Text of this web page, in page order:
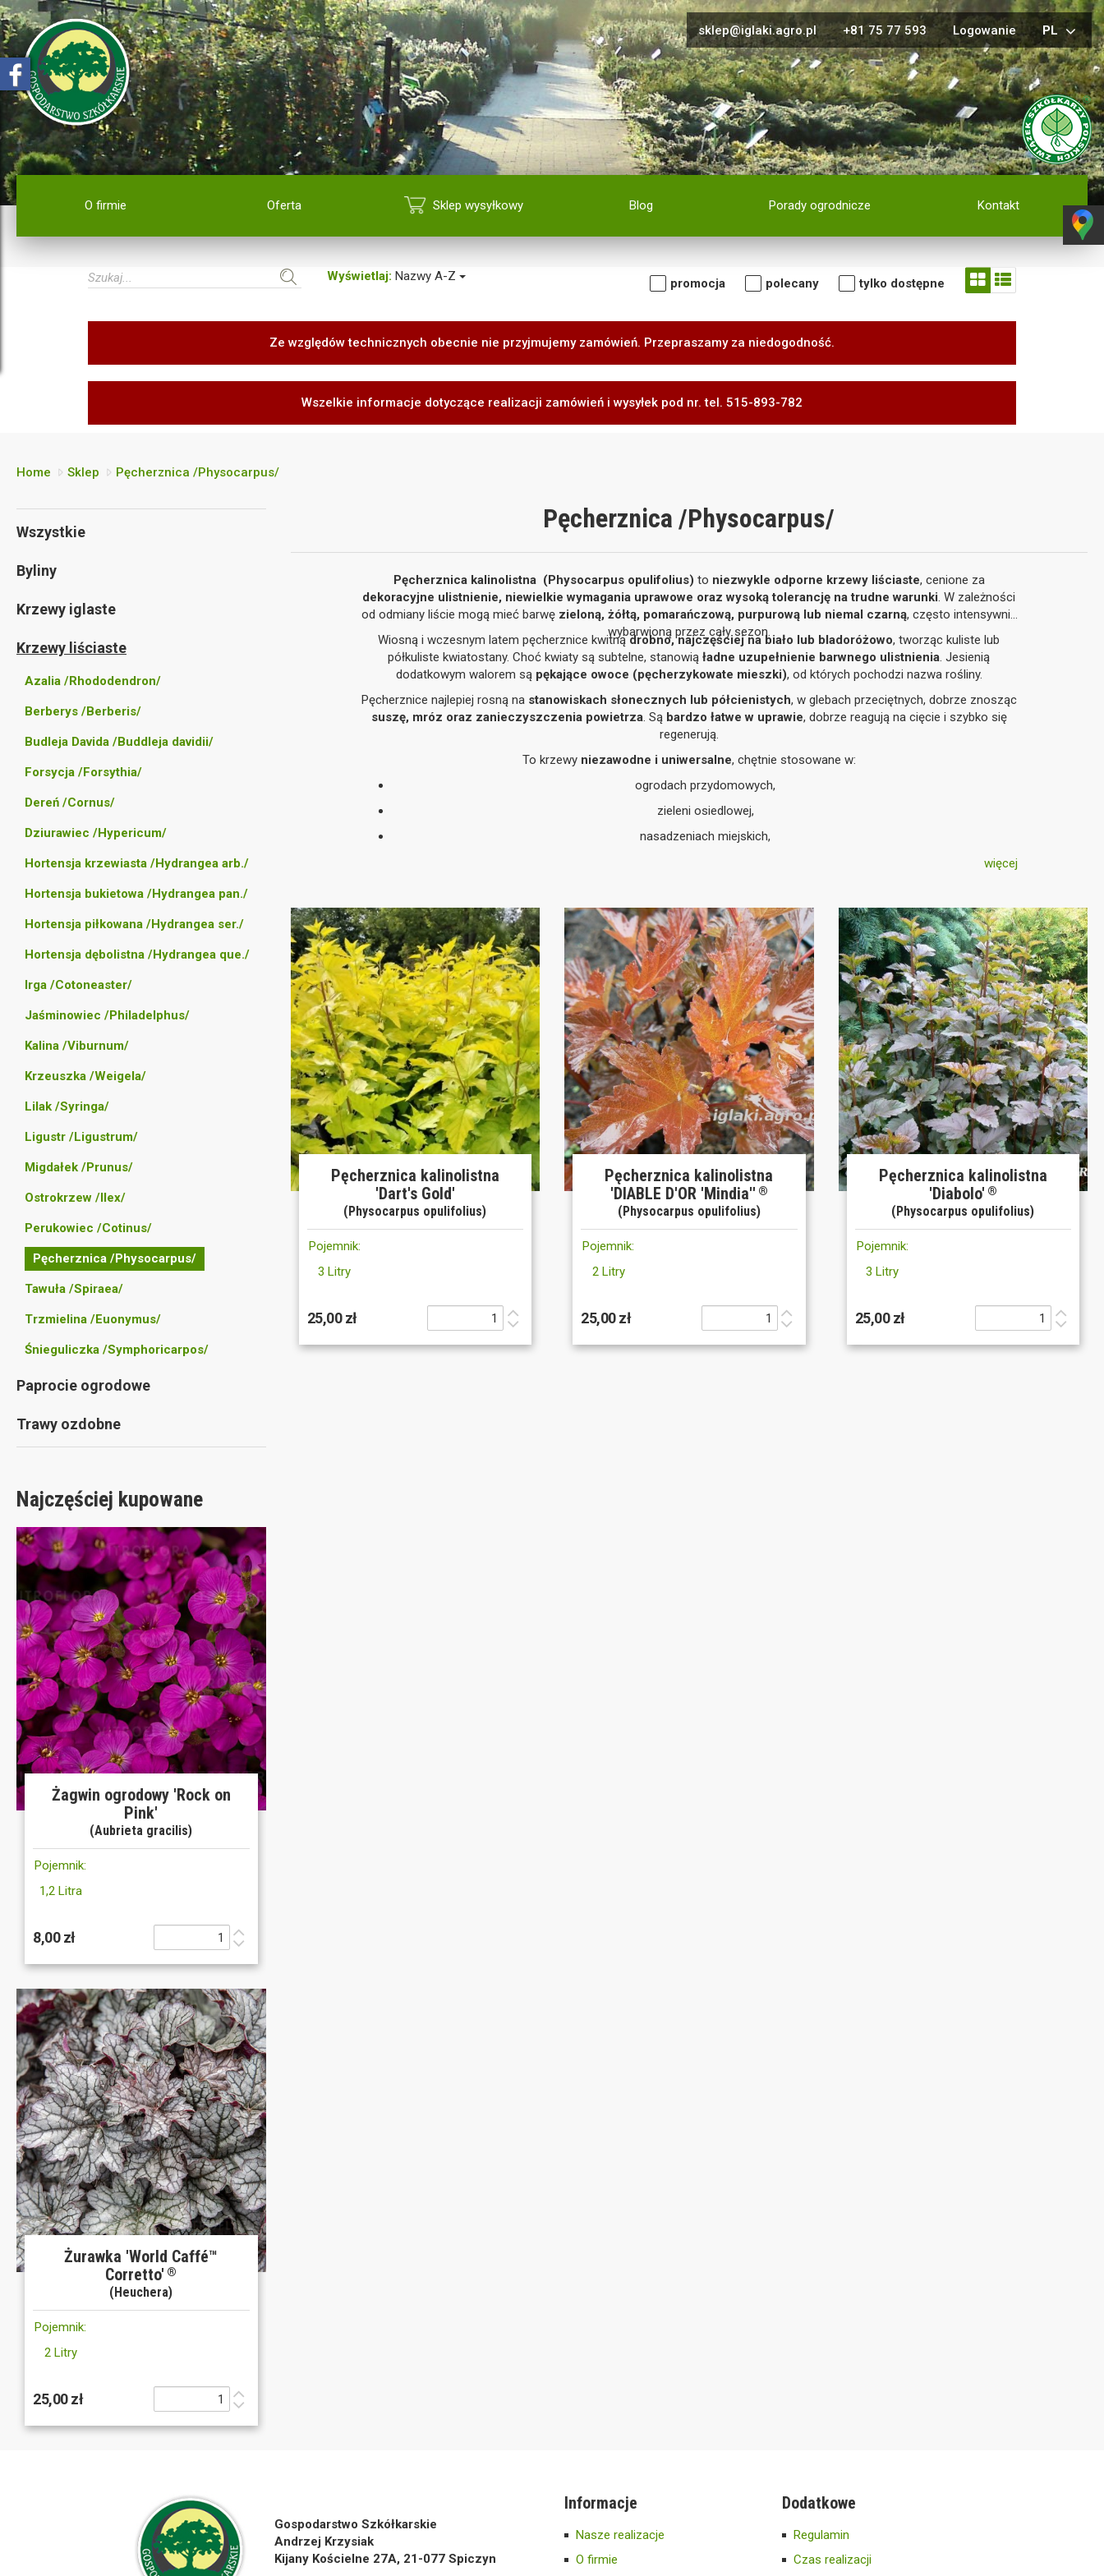
sklep@iglaki.agro.pl +81 75 77 593 Logowanie PL
O firmie Oferta Sklep wysyłkowy Blog Porady ogrodnicze Kontakt
Wyświetlaj: Nazwy A-Z promocja polecany tylko dostępne
Ze względów technicznych obecnie nie przyjmujemy zamówień. Przepraszamy za niedogodność.
Wszelkie informacje dotyczące realizacji zamówień i wysyłek pod nr. tel. 515-893-782
Home Sklep Pęcherznica /Physocarpus/
Wszystkie
Byliny
Krzewy iglaste
Krzewy liściaste
Azalia /Rhododendron/
Berberys /Berberis/
Budleja Davida /Buddleja davidii/
Forsycja /Forsythia/
Dereń /Cornus/
Dziurawiec /Hypericum/
Hortensja krzewiasta /Hydrangea arb./
Hortensja bukietowa /Hydrangea pan./
Hortensja piłkowana /Hydrangea ser./
Hortensja dębolistna /Hydrangea que./
Irga /Cotoneaster/
Jaśminowiec /Philadelphus/
Kalina /Viburnum/
Krzeuszka /Weigela/
Lilak /Syringa/
Ligustr /Ligustrum/
Migdałek /Prunus/
Ostrokrzew /Ilex/
Perukowiec /Cotinus/
Pęcherznica /Physocarpus/
Tawuła /Spiraea/
Trzmielina /Euonymus/
Śnieguliczka /Symphoricarpos/
Paprocie ogrodowe
Trawy ozdobne
Najczęściej kupowane
Żagwin ogrodowy 'Rock on
Pink'
(Aubrieta gracilis)
Pojemnik:
1,2 Litra
8,00 zł
Żurawka 'World Caffé™
Corretto' ®
(Heuchera)
Pojemnik:
2 Litry
25,00 zł
Pęcherznica /Physocarpus/
Pęcherznica kalinolistna (Physocarpus opulifolius) to niezwykle odporne krzewy liściaste, cenione za
dekoracyjne ulistnienie, niewielkie wymagania uprawowe oraz wysoką tolerancję na trudne warunki. W zależności
od odmiany liście mogą mieć barwę zieloną, żółtą, pomarańczową, purpurową lub niemal czarną, często intensywnie
wybarwioną przez cały sezon.
Wiosną i wczesnym latem pęcherznice kwitnądrobno, najczęściej na biało lub bladoróżowo, tworząc kuliste lub
półkuliste kwiatostany. Choć kwiaty są subtelne, stanowiąładne uzupełnienie barwnego ulistnienia. Jesienią
dodatkowym walorem są pękające owoce (pęcherzykowate mieszki), od których pochodzi nazwa rośliny.
Pęcherznice najlepiej rosną na stanowiskach słonecznych lub półcienistych, w glebach przeciętnych, dobrze znosząc
suszę, mróz oraz zanieczyszczenia powietrza. Są bardzo łatwe w uprawie, dobrze reagują na cięcie i szybko się
regenerują.
To krzewy niezawodne i uniwersalne, chętnie stosowane w:
ogrodach przydomowych,
zieleni osiedlowej,
nasadzeniach miejskich,
więcej
Pęcherznica kalinolistna
'Dart's Gold'
(Physocarpus opulifolius)
Pojemnik:
3 Litry
25,00 zł
Pęcherznica kalinolistna
'DIABLE D'OR 'Mindia'' ®
(Physocarpus opulifolius)
Pojemnik:
2 Litry
25,00 zł
Pęcherznica kalinolistna
'Diabolo' ®
(Physocarpus opulifolius)
Pojemnik:
3 Litry
25,00 zł
Gospodarstwo Szkółkarskie
Andrzej Krzysiak
Kijany Kościelne 27A, 21-077 Spiczyn
Informacje
Nasze realizacje
O firmie
Dodatkowe
Regulamin
Czas realizacji